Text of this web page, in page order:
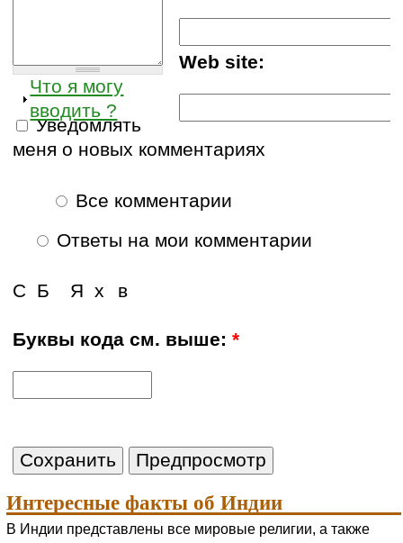
Web site:
Что я могу
вводить ?
Уведомлять
меня о новых комментариях
Все комментарии
Ответы на мои комментарии
Я х в
С Б
Буквы кода см. выше:*
Интересные факты об Индии
В Индии представлены все мировые религии, а также